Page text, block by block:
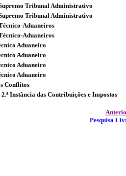
Tribunal Administrativo
Tribunal Administrativo
Aduaneiros
Aduaneiros
Aduaneiro
Aduaneiro
Aduaneiro
Aduaneiro
Conflitos
Instância das Contribuições e Impostos
Pesquisa